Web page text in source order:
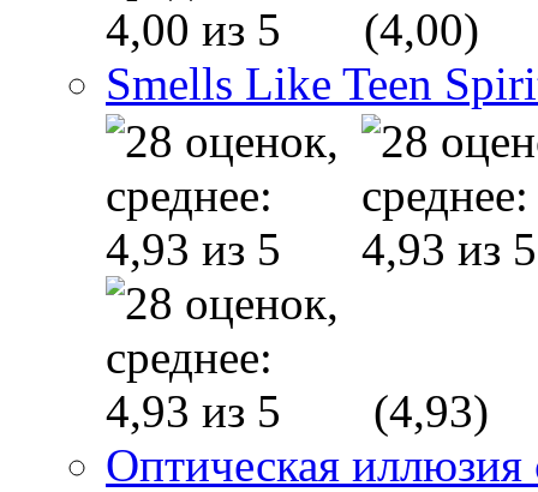
(4,00)
Smells Like Teen
(4,93)
Оптическая иллюзия